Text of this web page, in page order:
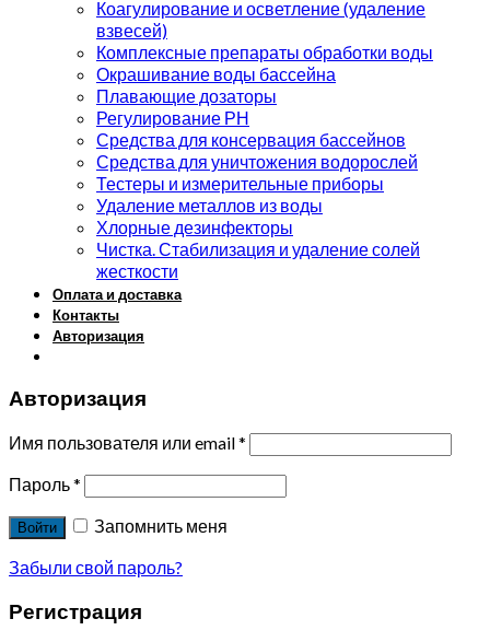
Коагулирование и осветление (удаление
взвесей)
Комплексные препараты обработки воды
Окрашивание воды бассейна
Плавающие дозаторы
Регулирование РН
Средства для консервация бассейнов
Средства для уничтожения водорослей
Тестеры и измерительные приборы
Удаление металлов из воды
Хлорные дезинфекторы
Чистка. Стабилизация и удаление солей
жесткости
Оплата и доставка
Контакты
Авторизация
Авторизация
Имя пользователя или email*
Пароль*
Войти
Запомнить меня
Забыли свой пароль?
Регистрация